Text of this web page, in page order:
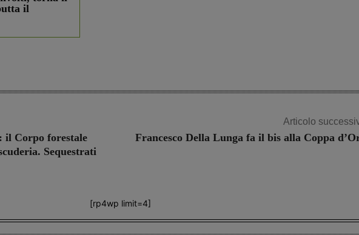
il
Corpo forestale
Sequestrati
Articolo
Francesco Della Lunga fa il bis alla Coppa
[rp4wp limit=4]